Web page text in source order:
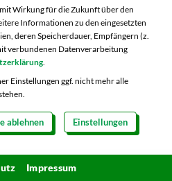
Wirkung für die Zukunft über den
Informationen zu den eingesetzten
deren Speicherdauer, Empfängern (z.
verbundenen Datenverarbeitung
.
Einstellungen ggf. nicht mehr alle
ablehnen Einstellungen
Impressum